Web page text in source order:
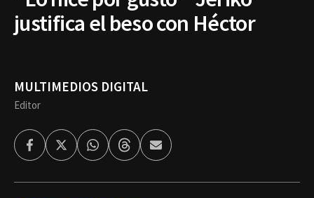
justifica el beso con Héctor
MULTIMEDIOS DIGITAL
Editor
FacebookTwitterWhatsappThreadsEnviar
por